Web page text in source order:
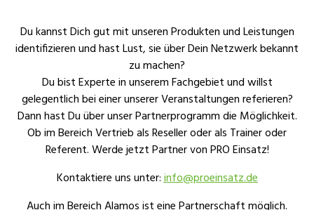
Du kannst Dich gut mit unseren Produkten und Leistungen
identifizieren und hast Lust, sie über Dein Netzwerk bekannt
zu machen?
Du bist Experte in unserem Fachgebiet und willst
gelegentlich bei einer unserer Veranstaltungen referieren?
Dann hast Du über unser Partnerprogramm die Möglichkeit.
Ob im Bereich Vertrieb als Reseller oder als Trainer oder
Referent. Werde jetzt Partner von PRO Einsatz!
Kontaktiere uns unter:info@proeinsatz.de